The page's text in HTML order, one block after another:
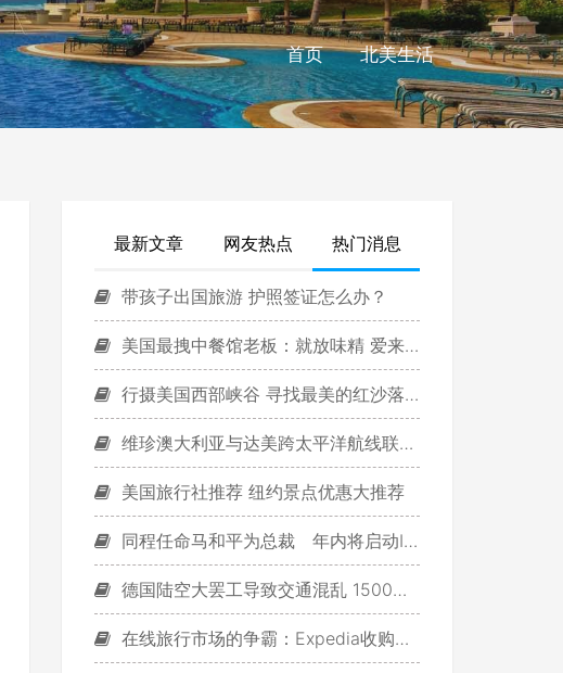
首页 北美生活
最新文章 网友热点 热门消息
带孩子出国旅游 护照签证怎么办？
美国最拽中餐馆老板：就放味精 爱来不来
行摄美国西部峡谷 寻找最美的红沙落日
维珍澳大利亚与达美跨太平洋航线联盟获批
美国旅行社推荐 纽约景点优惠大推荐
同程任命马和平为总裁 年内将启动IPO
德国陆空大罢工导致交通混乱 1500多个航班被取消
在线旅行市场的争霸：Expedia收购对手Orbitz